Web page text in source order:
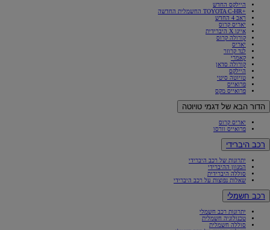
היילקס החדש
+TOYOTA C-HR החשמלית החדשה
ראב 4 החדש
יאריס קרוס
אייגו X היברידית
קורולה קרוס
יאריס
לנד קרוזר
קאמרי
קורולה סדאן
היילקס
טויוטה סיטי
פרואייס
פרואייס מקס
הדור הבא של דגמי טויוטה
יאריס קרוס
פרואייס וורסו
רכב היברידי
יתרונות של רכב היברידי
המגוון ההיברידי
סוללה היברידית
שאלות נפוצות על רכב היברידי
רכב חשמלי
יתרונות רכב חשמלי
טכנולוגיה חשמלית
סוללה חשמלית